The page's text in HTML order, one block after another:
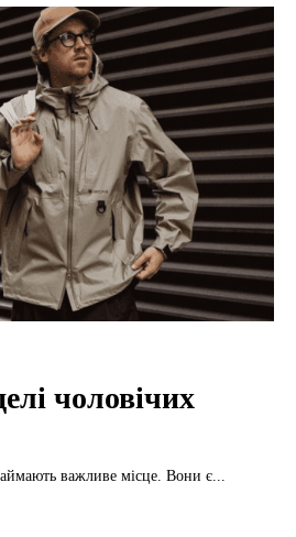
чоловічих
важливе місце. Вони є...